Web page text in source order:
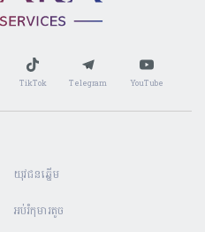
TikTok Telegram YouTube
យុវជនឆ្នើម
អប់រំកុមារតូច